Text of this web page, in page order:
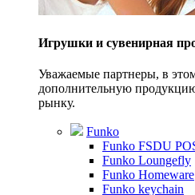
Игрушки и сувенирная
Уважаемые партнеры, в
дополнительную
рынку.
Funko
Funko FSDU
Funko Loungefly
Funko Homeware
Funko keychain